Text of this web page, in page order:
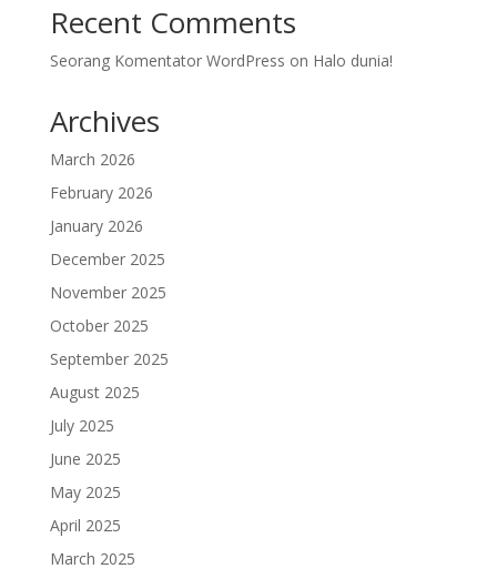
Recent Comments
Seorang Komentator WordPress on Halo dunia!
Archives
March 2026
February 2026
January 2026
December 2025
November 2025
October 2025
September 2025
August 2025
July 2025
June 2025
May 2025
April 2025
March 2025